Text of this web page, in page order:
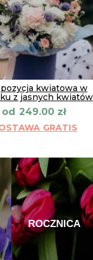
kwiatowa w
z jasnych kwiatów
od 249.00 zł
GRATIS
ROCZNICA